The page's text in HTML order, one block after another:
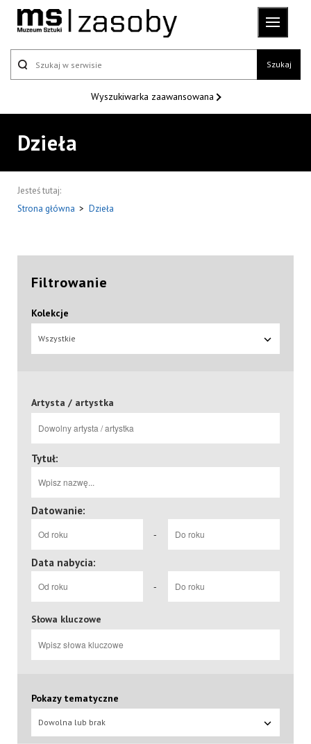
Szukaj
Wyszukiwarka zaawansowana
Dzieła
Jesteś tutaj:
Strona główna > Dzieła
Filtrowanie
Kolekcje
Wszystkie
Artysta / artystka
Tytuł:
Datowanie:
-
Data nabycia:
-
Słowa kluczowe
Pokazy tematyczne
Dowolna lub brak